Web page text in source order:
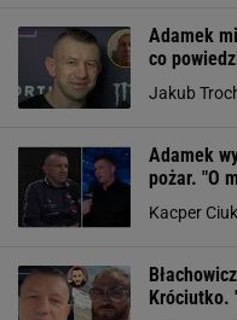
Adamek
co
Jakub
Adamek
pożar. "O
Kacper
Króciutko.